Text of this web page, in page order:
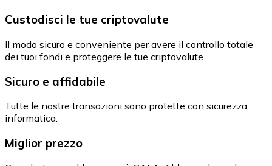
Custodisci le tue criptovalute
Il modo sicuro e conveniente per avere il controllo totale
dei tuoi fondi e proteggere le tue criptovalute.
Sicuro e affidabile
Tutte le nostre transazioni sono protette con sicurezza
informatica.
Miglior prezzo